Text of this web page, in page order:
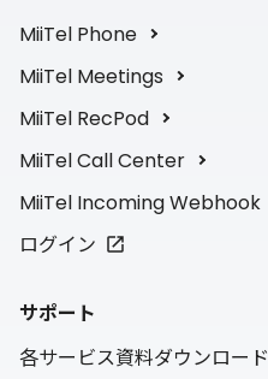
MiiTel Phone
MiiTel Meetings
MiiTel RecPod
MiiTel Call Center
MiiTel Incoming Webhook
ログイン
サポート
各サービス資料ダウンロード